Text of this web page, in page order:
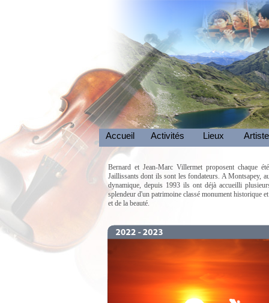
Accueil Activités Lieux
Bernard et Jean-Marc Villermet proposent chaque
Jaillissants dont ils sont les fondateurs. A Montsapey,
dynamique, depuis 1993 ils ont déjà accueilli
splendeur d'un patrimoine classé monument historique
et de la beauté.